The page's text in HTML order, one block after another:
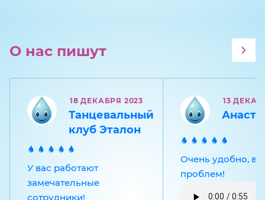
О нас пишут
18 ДЕКАБРЯ 2023
Танцевальный
клуб Эталон
У вас работают
замечательные
сотрудники!
13
Очень удобно,
проблем!